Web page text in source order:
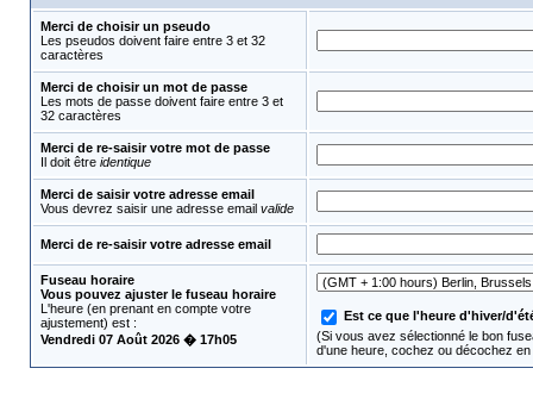
Merci de choisir un pseudo
Les pseudos doivent faire entre 3 et 32
caractères
Merci de choisir un mot de passe
Les mots de passe doivent faire entre 3 et
32 caractères
Merci de re-saisir votre mot de passe
Il doit être identique
Merci de saisir votre adresse email
Vous devrez saisir une adresse email valide
Merci de re-saisir votre adresse email
Fuseau horaire
Vous pouvez ajuster le fuseau horaire
L'heure (en prenant en compte votre
ajustement) est :
Vendredi 07 Août 2026 � 17h05
Est ce que l'heure d'hiver/
(Si vous avez sélectionné le bon
d'une heure, cochez ou décochez